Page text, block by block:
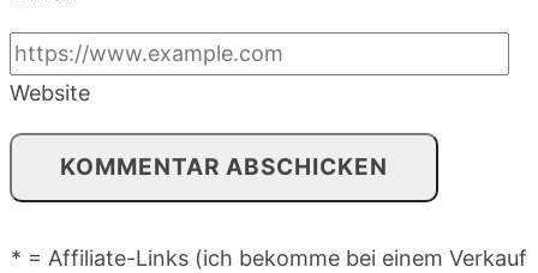
Website
* = Affiliate-Links (ich bekomme bei einem Verkauf